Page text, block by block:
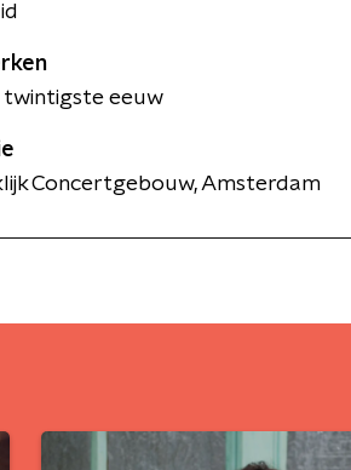
twintigste eeuw
Concertgebouw, Amsterdam